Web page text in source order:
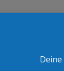
Deine